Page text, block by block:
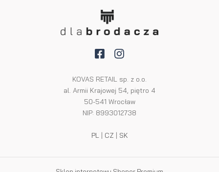
KOVAS RETAIL sp. z o.o.
al. Armii Krajowej 54, piętro 4
50-541 Wrocław
NIP: 8993012738
PL | CZ | SK